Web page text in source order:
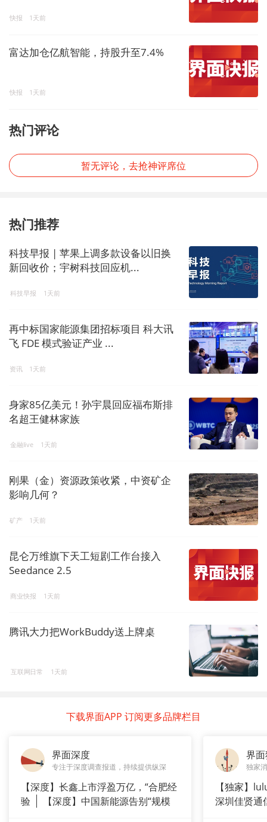
快报 1天前
富达加仓亿航智能，持股升至7.4%
快报 1天前
热门评论
暂无评论，去抢神评席位
热门推荐
科技早报 | 苹果上调多款设备以旧换
新回收价；宇树科技回应机...
科技早报 1天前
再中标国家能源集团招标项目 科大讯
飞 FDE 模式验证产业 ...
资讯 1天前
身家85亿美元！孙宇晨回应福布斯排
名超王健林家族
金融live 1天前
刚果（金）资源政策收紧，中资矿企
影响几何？
矿产 1天前
昆仑万维旗下天工短剧工作台接入
Seedance 2.5
商业快报 1天前
腾讯大力把WorkBuddy送上牌桌
互联网日常 1天前
下载界面APP 订阅更多品牌栏目
界面深度
专注于深度调查报道，持续提供纵深
【深度】长鑫上市浮盈万亿，“合肥经
验
【深度】中国新能源告别“规模
界
独家
【独家】
深圳佳贤通